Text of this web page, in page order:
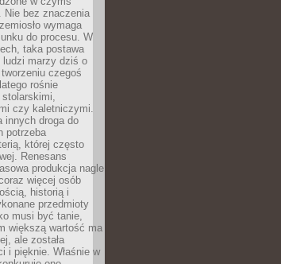
Nie bez znaczenia
wymaga
do procesu. W
taka postawa
ludzi marzy dziś o
czegoś
rośnie
czy kaletniczymi.
innych droga do
potrzeba
której często
Renesans
produkcja nagle
więcej osób
historią i
przedmioty
musi być tanie,
większą wartość ma
ale została
i pięknie. Właśnie w